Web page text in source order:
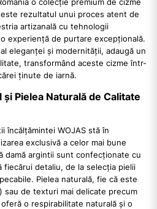
rezultatul unui proces atent de
artizanală cu tehnologii
experiență de purtare excepțională.
eleganței și modernității, adaugă un
transformând aceste cizme într-
ținute de iarnă.
Pielea Naturală de Calitate
încălțămintei WOJAS stă în
exclusivă a celor mai bune
damă argintii sunt confecționate cu
detaliu, de la selecția pielii
Pielea naturală, fie că este
sau de texturi mai delicate precum
o respirabilitate naturală și o